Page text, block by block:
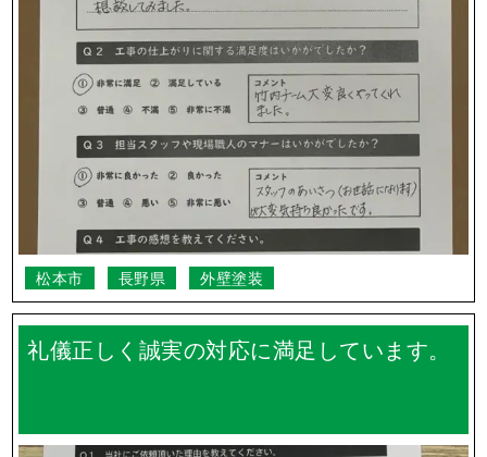
松本市 長野県 外壁塗装
礼儀正しく誠実の対応に満足しています。